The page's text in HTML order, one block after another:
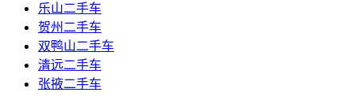
乐山二手车
贺州二手车
双鸭山二手车
清远二手车
张掖二手车